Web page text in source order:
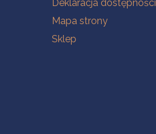
Deklaracja dostępności
Mapa strony
Sklep